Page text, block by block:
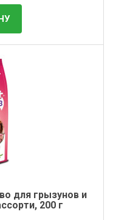
для грызунов и
200 г